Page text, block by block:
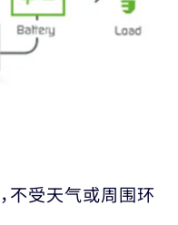
不受天气或周围环